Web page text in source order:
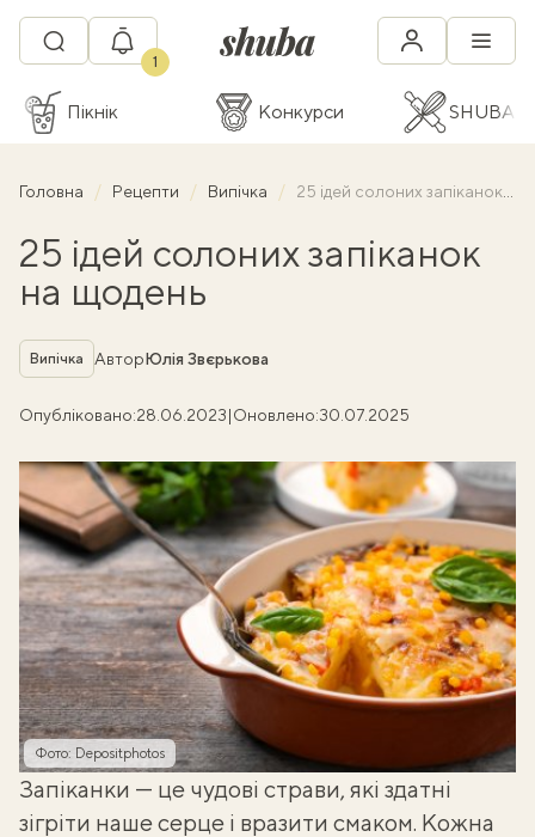
1
Пікнік Конкурси SHUBA
Головна Рецепти Випічка 25 ідей солоних запіканок на щодень
25 ідей солоних запіканок
на щодень
Рубрика
Випічка АвторЮлія Звєрькова
Опубліковано:28.06.2023|Оновлено:30.07.2025
Фото: Depositphotos
Запіканки — це чудові страви, які здатні
зігріти наше серце і вразити смаком. Кожна